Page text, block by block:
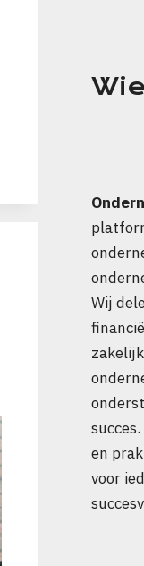
Wij
en
voor